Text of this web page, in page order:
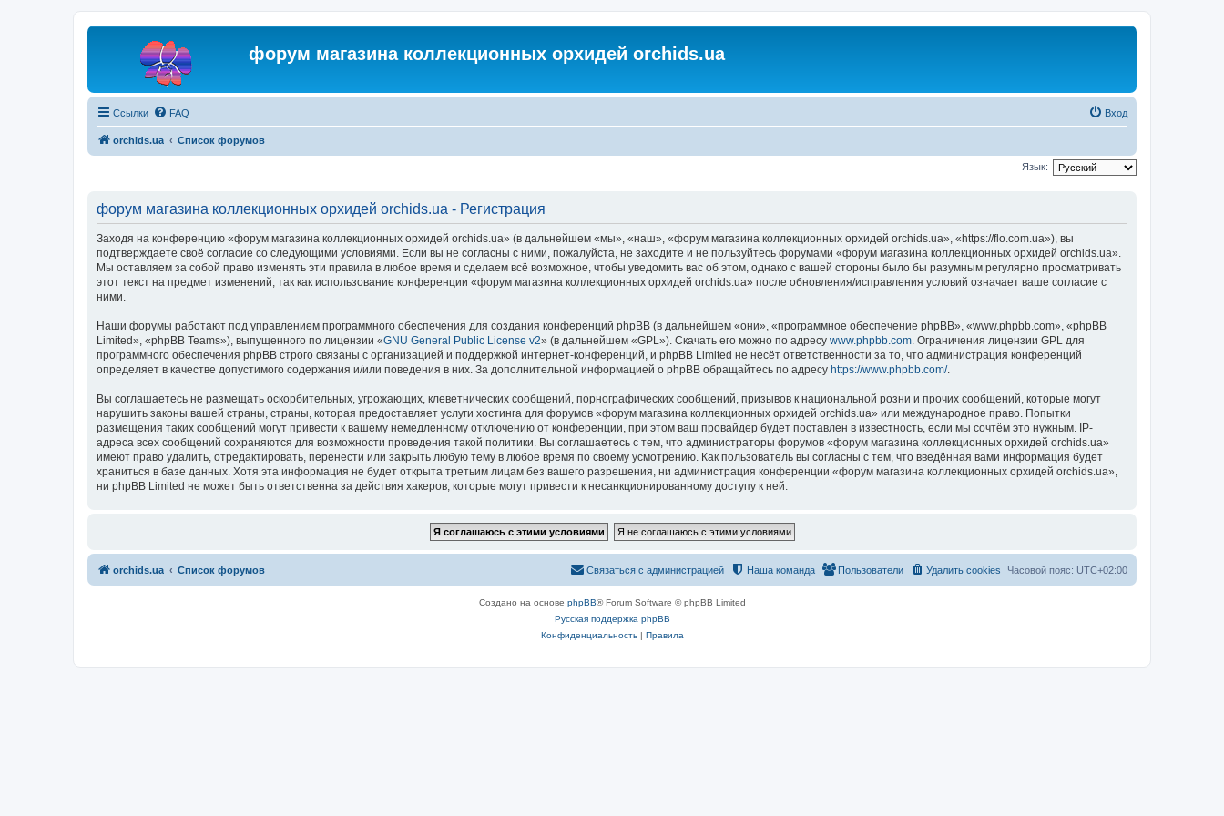
форум магазина коллекционных орхидей orchids.ua
Ссылки FAQ Вход
orchids.ua Список форумов
Язык:
форум магазина коллекционных орхидей orchids.ua - Регистрация
Заходя на конференцию «форум магазина коллекционных орхидей orchids.ua» (в дальнейшем «мы», «наш», «форум магазина коллекционных орхидей orchids.ua», «https://flo.com.ua»), вы
подтверждаете своё согласие со следующими условиями. Если вы не согласны с ними, пожалуйста, не заходите и не пользуйтесь форумами «форум магазина коллекционных орхидей orchids.ua».
Мы оставляем за собой право изменять эти правила в любое время и сделаем всё возможное, чтобы уведомить вас об этом, однако с вашей стороны было бы разумным регулярно просматривать
этот текст на предмет изменений, так как использование конференции «форум магазина коллекционных орхидей orchids.ua» после обновления/исправления условий означает ваше согласие с
ними.
Наши форумы работают под управлением программного обеспечения для создания конференций phpBB (в дальнейшем «они», «программное обеспечение phpBB», «www.phpbb.com», «phpBB
Limited», «phpBB Teams»), выпущенного по лицензии «GNU General Public License v2» (в дальнейшем «GPL»). Скачать его можно по адресу www.phpbb.com . Ограничения лицензии GPL для
программного обеспечения phpBB строго связаны с организацией и поддержкой интернет-конференций, и phpBB Limited не несёт ответственности за то, что администрация конференций
определяет в качестве допустимого содержания и/или поведения в них. За дополнительной информацией о phpBB обращайтесь по адресу https://www.phpbb.com/.
Вы соглашаетесь не размещать оскорбительных, угрожающих, клеветнических сообщений, порнографических сообщений, призывов к национальной розни и прочих сообщений, которые могут
нарушить законы вашей страны, страны, которая предоставляет услуги хостинга для форумов «форум магазина коллекционных орхидей orchids.ua» или международное право. Попытки
размещения таких сообщений могут привести к вашему немедленному отключению от конференции, при этом ваш провайдер будет поставлен в известность, если мы сочтём это нужным. IP-
адреса всех сообщений сохраняются для возможности проведения такой политики. Вы соглашаетесь с тем, что администраторы форумов «форум магазина коллекционных орхидей orchids.ua»
имеют право удалить, отредактировать, перенести или закрыть любую тему в любое время по своему усмотрению. Как пользователь вы согласны с тем, что введённая вами информация будет
храниться в базе данных. Хотя эта информация не будет открыта третьим лицам без вашего разрешения, ни администрация конференции «форум магазина коллекционных орхидей orchids.ua»,
ни phpBB Limited не может быть ответственна за действия хакеров, которые могут привести к несанкционированному доступу к ней.
orchids.ua Список форумов Часовой пояс: UTC+02:00
Удалить cookies
Пользователи
Наша команда
Связаться с администрацией
Создано на основе phpBB® Forum Software © phpBB Limited
Русская поддержка phpBB
Конфиденциальность| Правила